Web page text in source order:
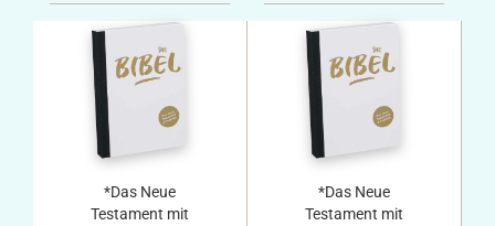
*Das Neue
Testament mit
*Das Neue
Testament mit